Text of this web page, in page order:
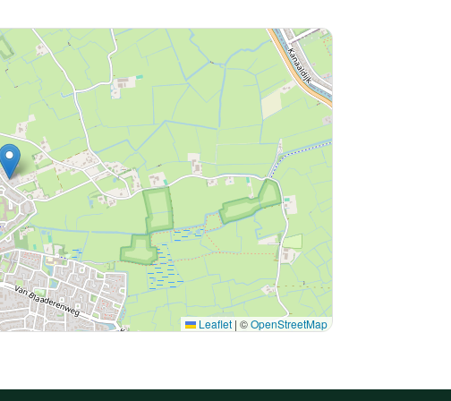
Leaflet | ©OpenStreetMap